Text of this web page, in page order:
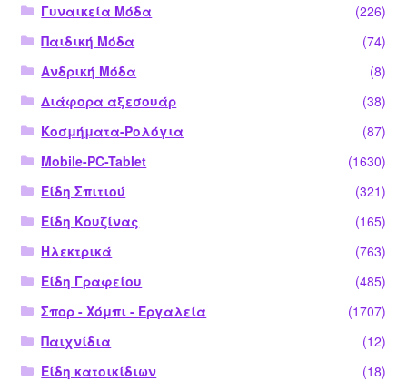
Γυναικεία Μόδα
(226)
Παιδική Μόδα
(74)
Ανδρική Μόδα
(8)
Διάφορα αξεσουάρ
(38)
Κοσμήματα-Ρολόγια
(87)
Mobile-PC-Tablet
(1630)
Είδη Σπιτιού
(321)
Είδη Κουζίνας
(165)
Ηλεκτρικά
(763)
Είδη Γραφείου
(485)
Σπορ - Χόμπι - Εργαλεία
(1707)
Παιχνίδια
(12)
Είδη κατοικίδιων
(18)